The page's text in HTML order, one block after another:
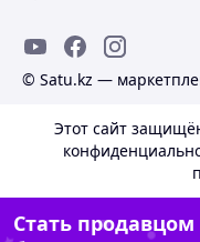
© Satu.kz —
Этот сайт
Стать продавцом